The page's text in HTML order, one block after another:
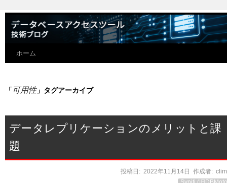
ホーム
「 可用性」タグアーカイブ
データレプリケーションのメリットと課
題
投稿日: 2022年11月14日 作成者: